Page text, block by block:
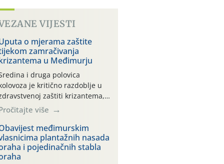
VIJESTI
o mjerama zaštite
zamračivanja
u Međimurju
i druga polovica
je kritično razdoblje u
zaštiti krizantema,
prije zamračivanja u proteklom
smo mjesecu tri puta upućivali
o preventivnim
zaštite krizantema od
uzročnika bolesti,
i fito-fagnih grinja (23.7.,
više
međimurskim
plantažnih nasada
i pojedinačnih stabla